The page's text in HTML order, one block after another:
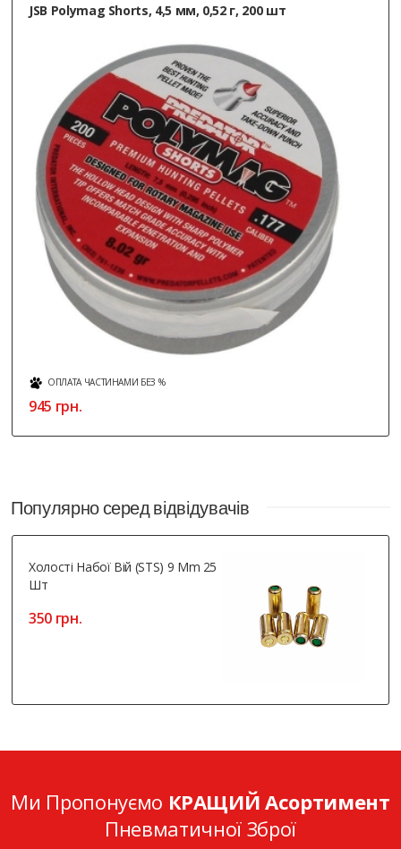
JSB Polymag Shorts, 4,5 мм, 0,52 г, 200 шт
ОПЛАТА ЧАСТИНАМИ БЕЗ %
945 грн.
Популярно серед відвідувачів
Холості Набої Вій (STS) 9 Mm 25
Шт
350 грн.
Ми Пропонуємо КРАЩИЙ Асортимент
Пневматичної Зброї